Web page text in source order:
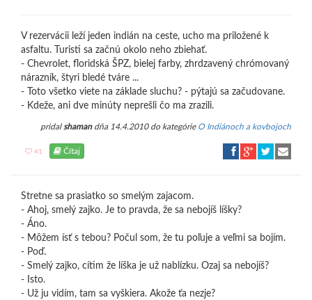
V rezervácii leží jeden indián na ceste, ucho ma priložené k
asfaltu. Turisti sa začnú okolo neho zbiehať.
- Chevrolet, floridská ŠPZ, bielej farby, zhrdzavený chrómovaný
nárazník, štyri bledé tváre ...
- Toto všetko viete na základe sluchu? - pýtajú sa začudovane.
- Kdeže, ani dve minúty neprešli čo ma zrazili.
pridal shamandňa 14.4.2010 do kategórie O Indiánoch a kovbojoch
41 Čítaj
Stretne sa prasiatko so smelým zajacom.
- Ahoj, smelý zajko. Je to pravda, že sa nebojíš líšky?
- Áno.
- Môžem ísť s tebou? Počul som, že tu poľuje a veľmi sa bojím.
- Poď.
- Smelý zajko, cítim že líška je už nablízku. Ozaj sa nebojíš?
- Isto.
- Už ju vidím, tam sa vyškiera. Akože ťa nezje?